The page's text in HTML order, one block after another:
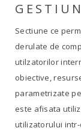
Sectiune ce
derulate de
utilzatorilor
obiective,
parametrizate
este afisata
utilizatorului